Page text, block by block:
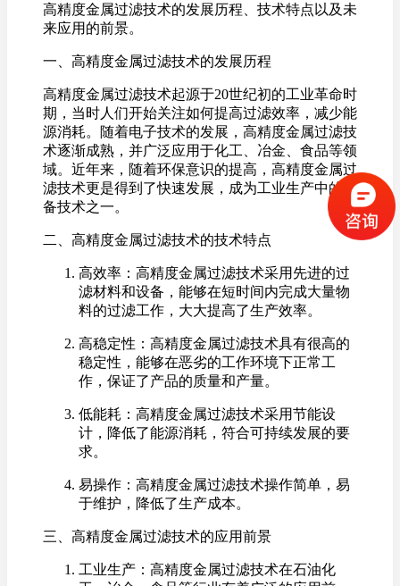
高精度金属过滤技术的发展历程、技术特点以及未
来应用的前景。
一、高精度金属过滤技术的发展历程
高精度金属过滤技术起源于20世纪初的工业革命时
期，当时人们开始关注如何提高过滤效率，减少能
源消耗。随着电子技术的发展，高精度金属过滤技
术逐渐成熟，并广泛应用于化工、冶金、食品等领
域。近年来，随着环保意识的提高，高精度金属过
滤技术更是得到了快速发展，成为工业生产中的必
备技术之一。
二、高精度金属过滤技术的技术特点
高效率：高精度金属过滤技术采用先进的过
滤材料和设备，能够在短时间内完成大量物
料的过滤工作，大大提高了生产效率。
高稳定性：高精度金属过滤技术具有很高的
稳定性，能够在恶劣的工作环境下正常工
作，保证了产品的质量和产量。
低能耗：高精度金属过滤技术采用节能设
计，降低了能源消耗，符合可持续发展的要
求。
易操作：高精度金属过滤技术操作简单，易
于维护，降低了生产成本。
三、高精度金属过滤技术的应用前景
工业生产：高精度金属过滤技术在石油化